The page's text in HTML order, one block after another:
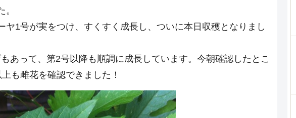
ヤ1号が実をつけ、すくすく成長し、ついに本日収穫となりまし
あって、第2号以降も順調に成長しています。今朝確認したとこ
も雌花を確認できました！